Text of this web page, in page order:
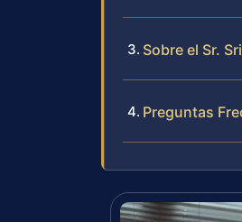
Sobre el Sr.
Preguntas